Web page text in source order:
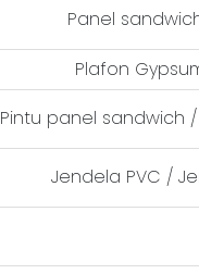
Panel
Plafon
Pintu panel sandwich
Jendela PVC /